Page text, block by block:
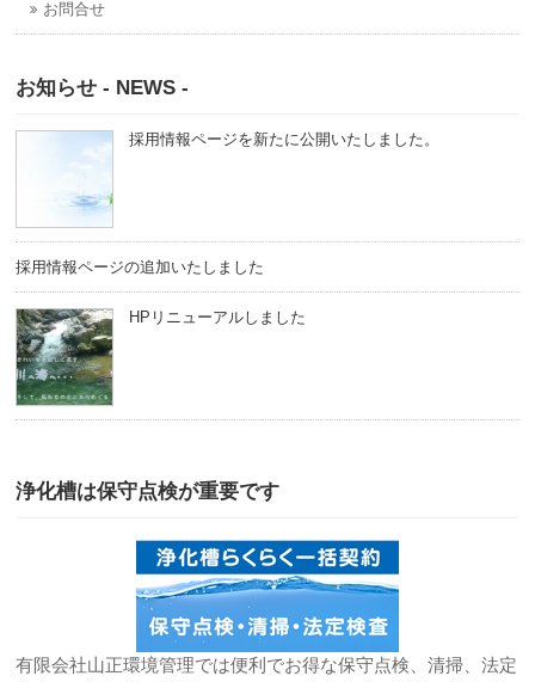
お問合せ
お知らせ - NEWS -
採用情報ページを新たに公開いたしました。
採用情報ページの追加いたしました
HPリニューアルしました
浄化槽は保守点検が重要です
有限会社山正環境管理では便利でお得な保守点検、清掃、法定